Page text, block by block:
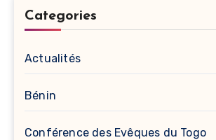
Categories
Actualités
Bénin
Conférence des Evêques du Togo